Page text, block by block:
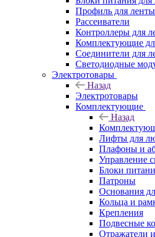
Профиль для ленты
Рассеиватели
Контроллеры для
Комплектующие
Соединители для
Светодиодные
Электротовары
Назад
Электротовары
Комплектующие
Назад
Лифты для
Плафоны и
Управление
Блоки
Патроны
Основания
Кольца и
Крепления
Подвесные
Отражатели